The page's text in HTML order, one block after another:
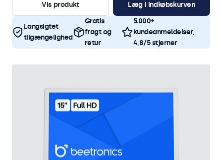
Vis produkt
Læg i indkøbskurven
Langsigtet
tilgængelighed
Gratis
fragt og
retur
5.000+
kundeanmeldelser,
4,8/5 stjerner